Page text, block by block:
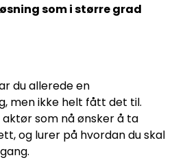
som i større grad
du allerede en
men ikke helt fått det til.
som nå ønsker å ta
og lurer på hvordan du skal